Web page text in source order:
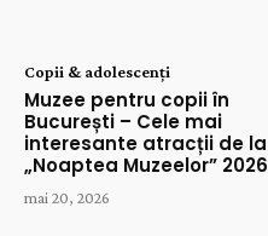
Copii & adolescenți
Muzee pentru copii în
București – Cele mai
interesante atracții de la
„Noaptea Muzeelor” 2026
mai 20, 2026